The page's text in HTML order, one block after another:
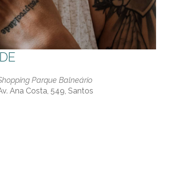
Parque Balneário
Ana Costa, 549, Santos